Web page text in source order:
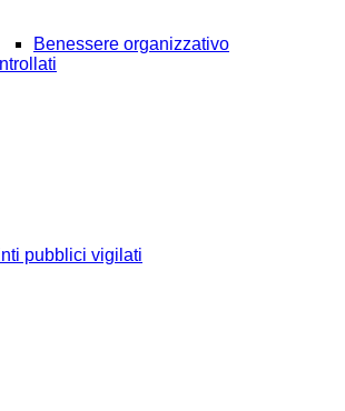
Benessere organizzativo
pubblici vigilati